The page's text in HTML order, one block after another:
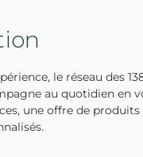
le réseau des
au quotidien en
une offre de